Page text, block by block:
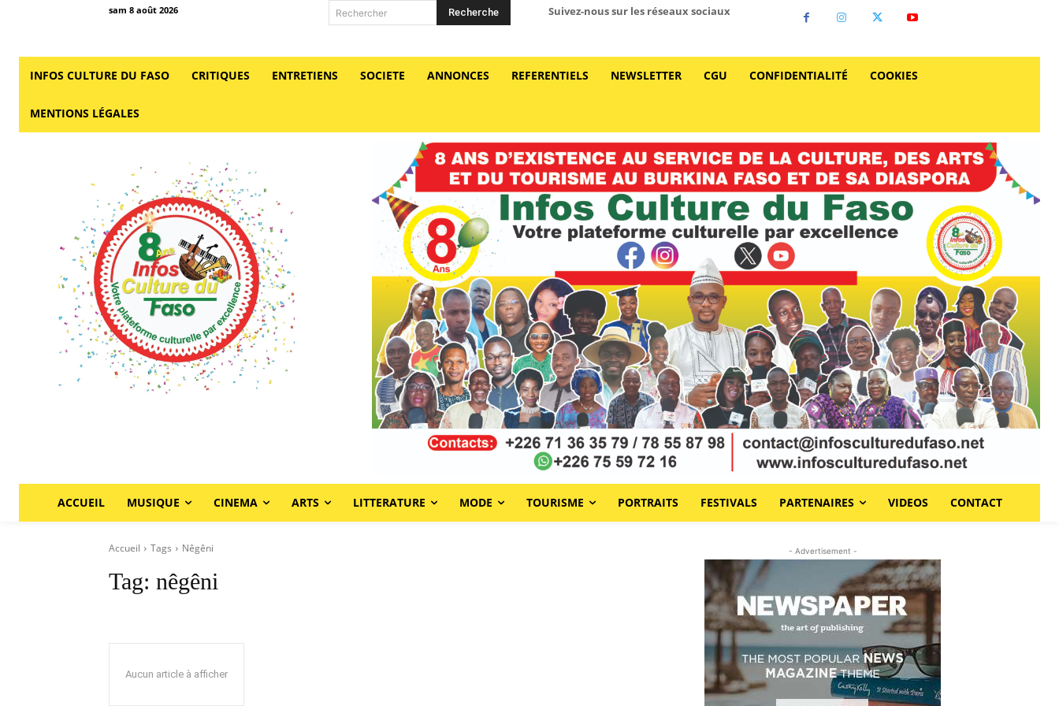
sam 8 août 2026 Rechercher Recherche Suivez-nous sur les réseaux sociaux
INFOS CULTURE DU FASO CRITIQUES ENTRETIENS SOCIETE ANNONCES REFERENTIELS NEWSLETTER CGU CONFIDENTIALITÉ COOKIES
MENTIONS LÉGALES
ACCUEIL MUSIQUE CINEMA ARTS LITTERATURE MODE TOURISME PORTRAITS FESTIVALS PARTENAIRES VIDEOS CONTACT
Accueil Tags Nêgêni
Tag: nêgêni
Aucun article à afficher
- Advertisement -